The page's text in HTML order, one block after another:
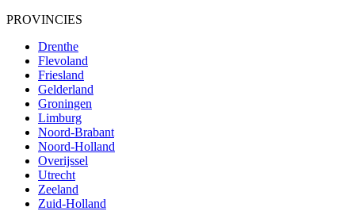
PROVINCIES
Drenthe
Flevoland
Friesland
Gelderland
Groningen
Limburg
Noord-Brabant
Noord-Holland
Overijssel
Utrecht
Zeeland
Zuid-Holland